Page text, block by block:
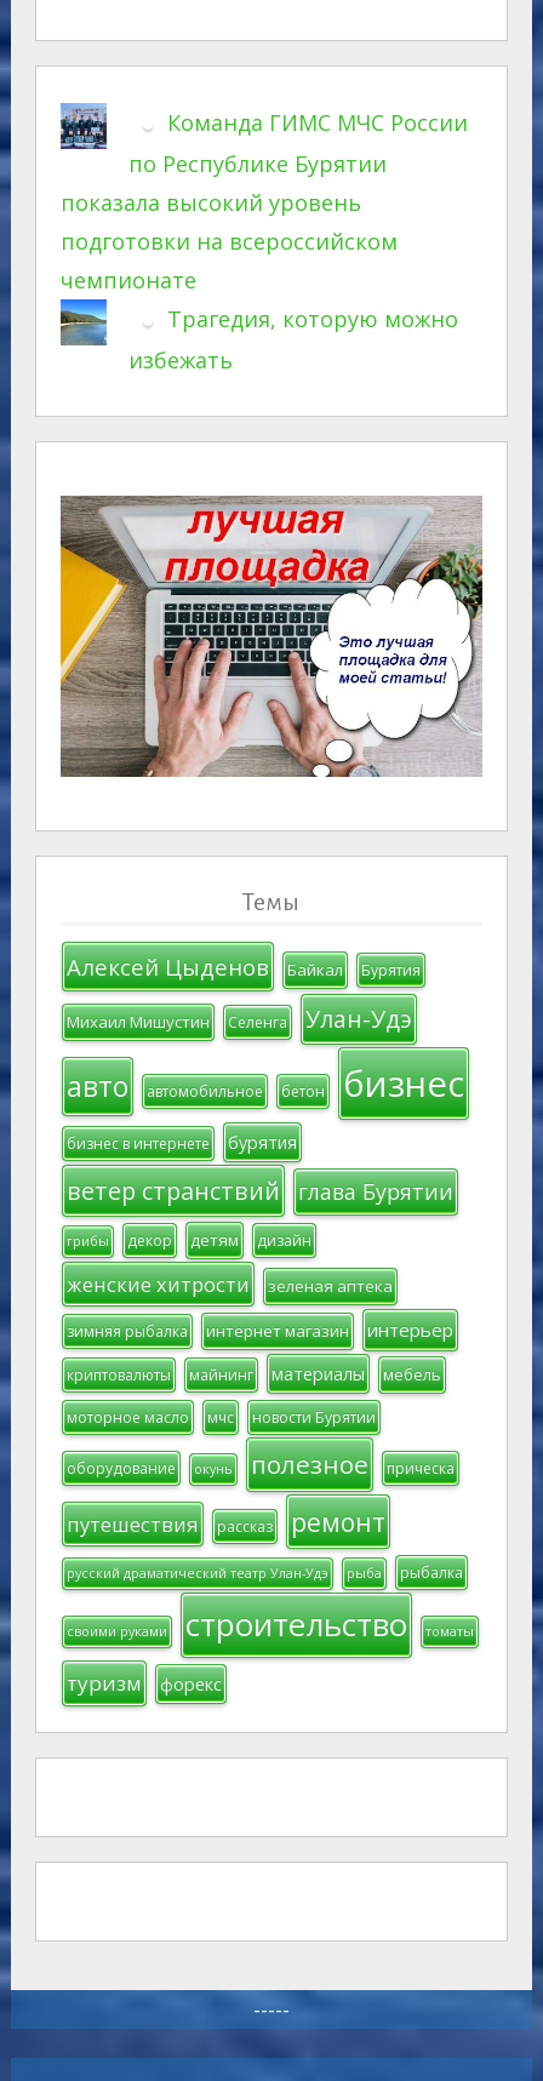
Команда ГИМС МЧС России
по Республике Бурятии
показала высокий уровень
подготовки на всероссийском
чемпионате
Трагедия, которую можно
избежать
Темы
Алексей Цыденов Байкал Бурятия
Михаил Мишустин Селенга Улан-Удэ
авто автомобильное бетон бизнес
бизнес в интернете бурятия
ветер странствий глава Бурятии
грибы декор детям дизайн
женские хитрости зеленая аптека
зимняя рыбалка интернет магазин интерьер
криптовалюты майнинг материалы мебель
моторное масло мчс новости Бурятии
оборудование окунь полезное прическа
путешествия рассказ ремонт
русский драматический театр Улан-Удэ рыба рыбалка
своими руками строительство томаты
туризм форекс
-----